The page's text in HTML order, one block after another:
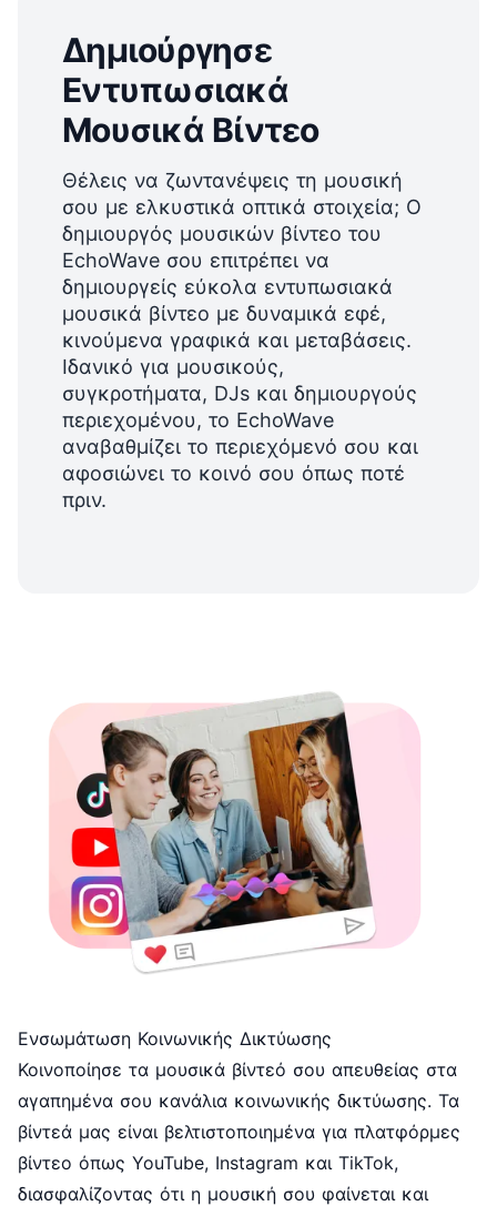
Δημιούργησε
Εντυπωσιακά
Μουσικά Βίντεο
Θέλεις να ζωντανέψεις τη μουσική
σου με ελκυστικά οπτικά στοιχεία; Ο
δημιουργός μουσικών βίντεο του
EchoWave σου επιτρέπει να
δημιουργείς εύκολα εντυπωσιακά
μουσικά βίντεο με δυναμικά εφέ,
κινούμενα γραφικά και μεταβάσεις.
Ιδανικό για μουσικούς,
συγκροτήματα, DJs και δημιουργούς
περιεχομένου, το EchoWave
αναβαθμίζει το περιεχόμενό σου και
αφοσιώνει το κοινό σου όπως ποτέ
πριν.
Ενσωμάτωση Κοινωνικής Δικτύωσης
Κοινοποίησε τα μουσικά βίντεό σου απευθείας στα
αγαπημένα σου κανάλια κοινωνικής δικτύωσης. Τα
βίντεά μας είναι βελτιστοποιημένα για πλατφόρμες
βίντεο όπως YouTube, Instagram και TikTok,
διασφαλίζοντας ότι η μουσική σου φαίνεται και